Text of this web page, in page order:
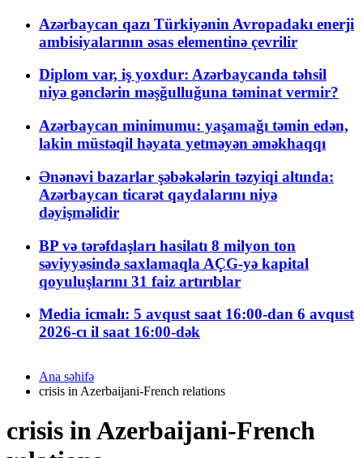
Azərbaycan qazı Türkiyənin Avropadakı enerji
ambisiyalarının əsas elementinə çevrilir
Diplom var, iş yoxdur: Azərbaycanda təhsil
niyə gənclərin məşğulluğuna təminat vermir?
Azərbaycan minimumu: yaşamağı təmin edən,
lakin müstəqil həyata yetməyən əməkhaqqı
Ənənəvi bazarlar şəbəkələrin təzyiqi altında:
Azərbaycan ticarət qaydalarını niyə
dəyişməlidir
BP və tərəfdaşları hasilatı 8 milyon ton
səviyyəsində saxlamaqla AÇG-yə kapital
qoyuluşlarını 31 faiz artırıblar
Media icmalı: 5 avqust saat 16:00-dan 6 avqust
2026-cı il saat 16:00-dək
Ana səhifə
crisis in Azerbaijani-French relations
crisis in Azerbaijani-French